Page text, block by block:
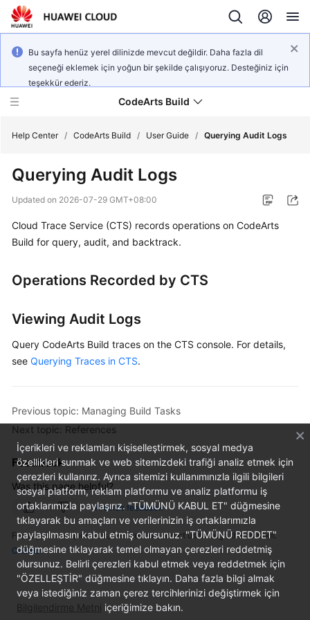
Bu sayfa henüz yerel dilinizde mevcut değildir. Daha fazla dil
seçeneği eklemek için yoğun bir şekilde çalışıyoruz. Desteğiniz için
teşekkür ederiz.
CodeArts Build
What's
New
Service
Overview
Getting
Started
User
Best
API
Reference
FAQs
Videos
More
Documents
General
Reference
Help Center / CodeArts Build / User Guide / Querying Audit Logs
Querying Audit Logs
Updated on 2026-07-29 GMT+08:00
Cloud Trace Service (CTS) records operations on CodeArts
Build for query, audit, and backtrack.
Operations Recorded by CTS
Viewing Audit Logs
Query CodeArts Build traces on the CTS console. For details,
see Querying Traces in CTS.
Previous topic: Managing Build Tasks
Next topic: References
Feedback
Was this page helpful?
Provide feedback
For any further questions, feel free to contact us through the chatbot.
Chatbot
İçerikleri ve reklamları kişiselleştirmek, sosyal medya
özellikleri sunmak ve web sitemizdeki trafiği analiz etmek için
çerezleri kullanırız. Ayrıca sitemizi kullanımınızla ilgili bilgileri
sosyal platform, reklam platformu ve analiz platformu iş
ortaklarımızla paylaşırız. "TÜMÜNÜ KABUL ET" düğmesine
tıklayarak bu amaçları ve verilerinizin iş ortaklarımızla
paylaşılmasını kabul etmiş olursunuz. "TÜMÜNÜ REDDET"
düğmesine tıklayarak temel olmayan çerezleri reddetmiş
olursunuz. Belirli çerezleri kabul etmek veya reddetmek için
"ÖZELLEŞTİR" düğmesine tıklayın. Daha fazla bilgi almak
veya istediğiniz zaman çerez tercihlerinizi değiştirmek için
Bilgilendirme Metni içeriğimize bakın.